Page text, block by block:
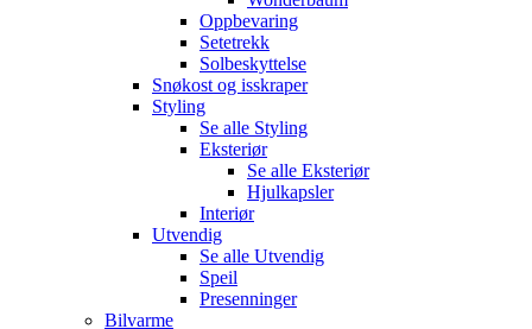
Oppbevaring
Setetrekk
Solbeskyttelse
Snøkost og isskraper
Styling
Se alle Styling
Eksteriør
Se alle Eksteriør
Hjulkapsler
Interiør
Utvendig
Se alle Utvendig
Speil
Presenninger
Bilvarme